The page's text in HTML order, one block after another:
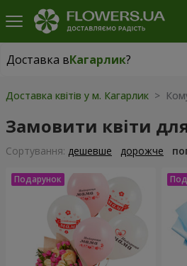
Доставка вКагарлик?
Доставка вКагарлик|
Доставка квітів у м. Кагарлик >
Замовити квіти
Сортування: дешевше дорожче